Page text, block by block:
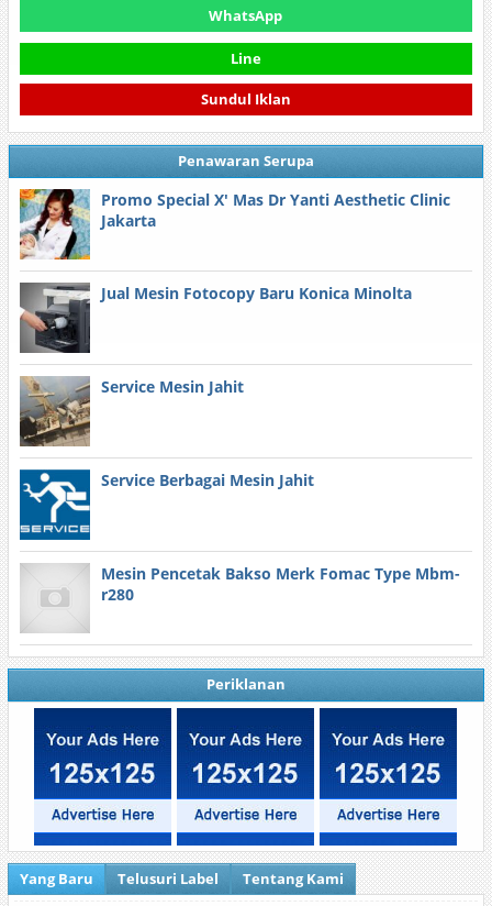
WhatsApp
Line
Sundul Iklan
Penawaran Serupa
Promo Special X' Mas Dr Yanti Aesthetic Clinic
Jakarta
Jual Mesin Fotocopy Baru Konica Minolta
Service Mesin Jahit
Service Berbagai Mesin Jahit
Mesin Pencetak Bakso Merk Fomac Type Mbm-
r280
Periklanan
Yang Baru Telusuri Label Tentang Kami